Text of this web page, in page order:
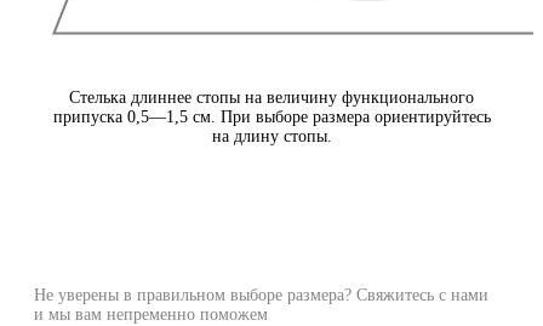
Стелька длиннее стопы на величину функционального
припуска 0,5—1,5 см. При выборе размера ориентируйтесь
на длину стопы.
Не уверены в правильном выборе размера? Свяжитесь с нами
и мы вам непременно поможем